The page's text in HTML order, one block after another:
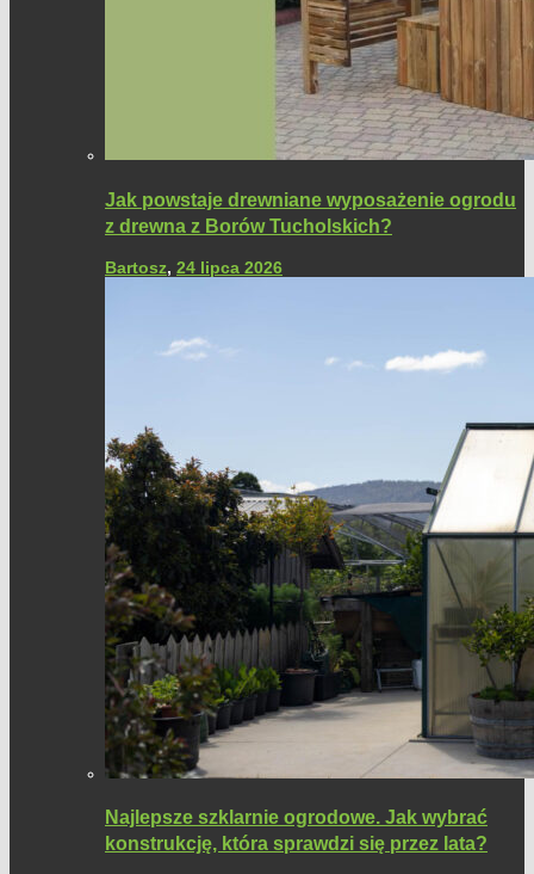
Jak powstaje drewniane wyposażenie ogrodu
z drewna z Borów Tucholskich?
Bartosz, 24 lipca 2026
Najlepsze szklarnie ogrodowe. Jak wybrać
konstrukcję, która sprawdzi się przez lata?